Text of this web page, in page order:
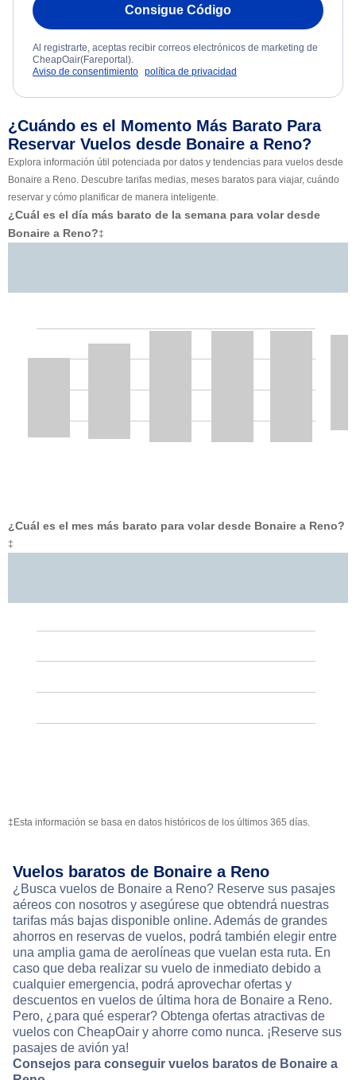
Consigue Código
Al registrarte, aceptas recibir correos electrónicos de marketing de
CheapOair(Fareportal).
Aviso de consentimiento política de privacidad
¿Cuándo es el Momento Más Barato Para
Reservar Vuelos desde Bonaire a Reno?
Explora información útil potenciada por datos y tendencias para vuelos desde
Bonaire a Reno. Descubre tarifas medias, meses baratos para viajar, cuándo
reservar y cómo planificar de manera inteligente.
¿Cuál es el día más barato de la semana para volar desde
Bonaire a Reno?‡
¿Cuál es el mes más barato para volar desde Bonaire a Reno?
‡
‡Esta información se basa en datos históricos de los últimos 365 días.
Vuelos baratos de Bonaire a Reno
¿Busca vuelos de Bonaire a Reno? Reserve sus pasajes
aéreos con nosotros y asegúrese que obtendrá nuestras
tarifas más bajas disponible online. Además de grandes
ahorros en reservas de vuelos, podrá también elegir entre
una amplia gama de aerolíneas que vuelan esta ruta. En
caso que deba realizar su vuelo de inmediato debido a
cualquier emergencia, podrá aprovechar ofertas y
descuentos en vuelos de última hora de Bonaire a Reno.
Pero, ¿para qué esperar? Obtenga ofertas atractivas de
vuelos con CheapOair y ahorre como nunca. ¡Reserve sus
pasajes de avión ya!
Consejos para conseguir vuelos baratos de Bonaire a